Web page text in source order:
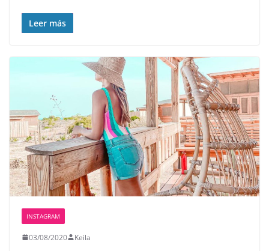
Leer más
INSTAGRAM
03/08/2020 Keila